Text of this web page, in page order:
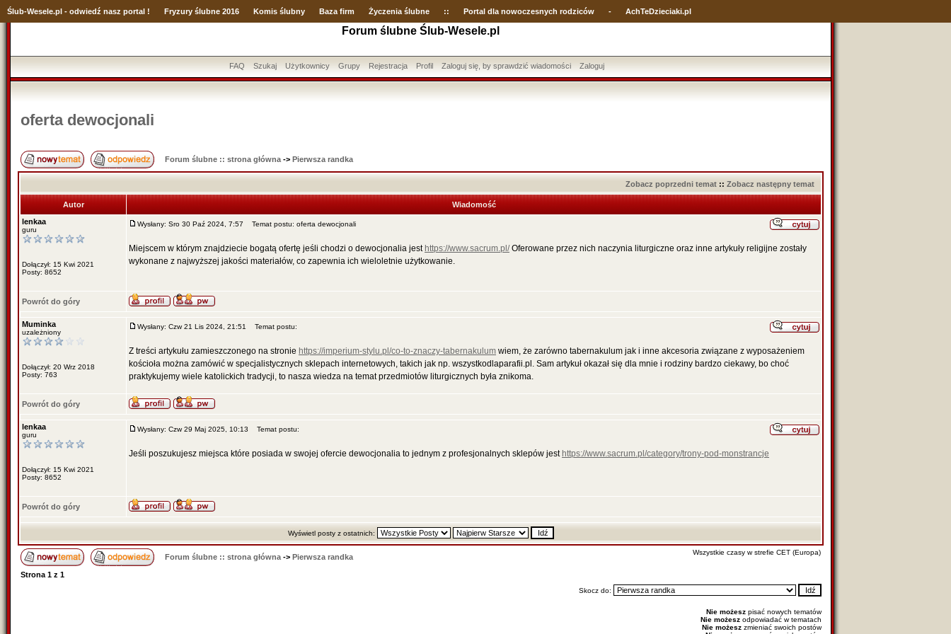
Ślub-Wesele.pl - odwiedź nasz portal ! Fryzury ślubne 2016 Komis ślubny Baza firm Życzenia ślubne :: Portal dla nowoczesnych rodziców - AchTeDzieciaki.pl
Forum ślubne Ślub-Wesele.pl
FAQ Szukaj Użytkownicy Grupy Rejestracja Profil Zaloguj się, by sprawdzić wiadomości Zaloguj
oferta dewocjonali
Forum ślubne :: strona główna -> Pierwsza randka
Zobacz poprzedni temat :: Zobacz następny temat
Autor
Wiadomość
lenkaa
guru
Dołączył: 15 Kwi 2021
Posty: 8652
Wysłany: Sro 30 Paź 2024, 7:57 Temat postu: oferta dewocjonali
Miejscem w którym znajdziecie bogatą ofertę jeśli chodzi o dewocjonalia jest https://www.sacrum.pl/Oferowane przez nich naczynia liturgiczne oraz inne artykuły religijne zostały
wykonane z najwyższej jakości materiałów, co zapewnia ich wieloletnie użytkowanie.
Powrót do góry
Muminka
uzależniony
Dołączył: 20 Wrz 2018
Posty: 763
Wysłany: Czw 21 Lis 2024, 21:51 Temat postu:
Z treści artykułu zamieszczonego na stronie https://imperium-stylu.pl/co-to-znaczy-tabernakulum wiem, że zarówno tabernakulum jak i inne akcesoria związane z wyposażeniem
kościoła można zamówić w specjalistycznych sklepach internetowych, takich jak np. wszystkodlaparafii.pl. Sam artykuł okazał się dla mnie i rodziny bardzo ciekawy, bo choć
praktykujemy wiele katolickich tradycji, to nasza wiedza na temat przedmiotów liturgicznych była znikoma.
Powrót do góry
lenkaa
guru
Dołączył: 15 Kwi 2021
Posty: 8652
Wysłany: Czw 29 Maj 2025, 10:13 Temat postu:
Jeśli poszukujesz miejsca które posiada w swojej ofercie dewocjonalia to jednym z profesjonalnych sklepów jest https://www.sacrum.pl/category/trony-pod-monstrancje
Powrót do góry
Wyświetl posty z ostatnich:
Forum ślubne :: strona główna -> Pierwsza randka
Wszystkie czasy w strefie CET (Europa)
Strona 1 z 1
Skocz do:
Nie możesz pisać nowych tematów
Nie możesz odpowiadać w tematach
Nie możesz zmieniać swoich postów